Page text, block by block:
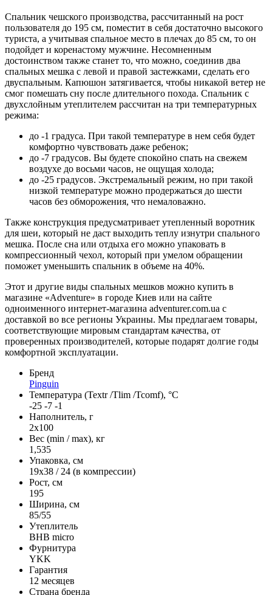
Спальник чешского производства, рассчитанный на рост
пользователя до 195 см, поместит в себя достаточно высокого
туриста, а учитывая спальное место в плечах до 85 см, то он
подойдет и коренастому мужчине. Несомненным
достоинством также станет то, что можно, соединив два
спальных мешка с левой и правой застежками, сделать его
двуспальным. Капюшон затягивается, чтобы никакой ветер не
смог помешать сну после длительного похода. Спальник с
двухслойным утеплителем рассчитан на три температурных
режима:
до -1 градуса. При такой температуре в нем себя будет
комфортно чувствовать даже ребенок;
до -7 градусов. Вы будете спокойно спать на свежем
воздухе до восьми часов, не ощущая холода;
до -25 градусов. Экстремальный режим, но при такой
низкой температуре можно продержаться до шести
часов без обморожения, что немаловажно.
Также конструкция предусматривает утепленный воротник
для шеи, который не даст выходить теплу изнутри спального
мешка. После сна или отдыха его можно упаковать в
компрессионный чехол, который при умелом обращении
поможет уменьшить спальник в объеме на 40%.
Этот и другие виды спальных мешков можно купить в
магазине «Adventure» в городе Киев или на сайте
одноименного интернет-магазина adventurer.com.ua с
доставкой во все регионы Украины. Мы предлагаем товары,
соответствующие мировым стандартам качества, от
проверенных производителей, которые подарят долгие годы
комфортной эксплуатации.
Бренд
Pinguin
Температура (Textr /Tlim /Tcomf), °C
-25 -7 -1
Наполнитель, г
2x100
Вес (min / max), кг
1,535
Упаковка, см
19x38 / 24 (в компрессии)
Рост, см
195
Ширина, см
85/55
Утеплитель
BHB micro
Фурнитура
YKK
Гарантия
12 месяцев
Страна бренда